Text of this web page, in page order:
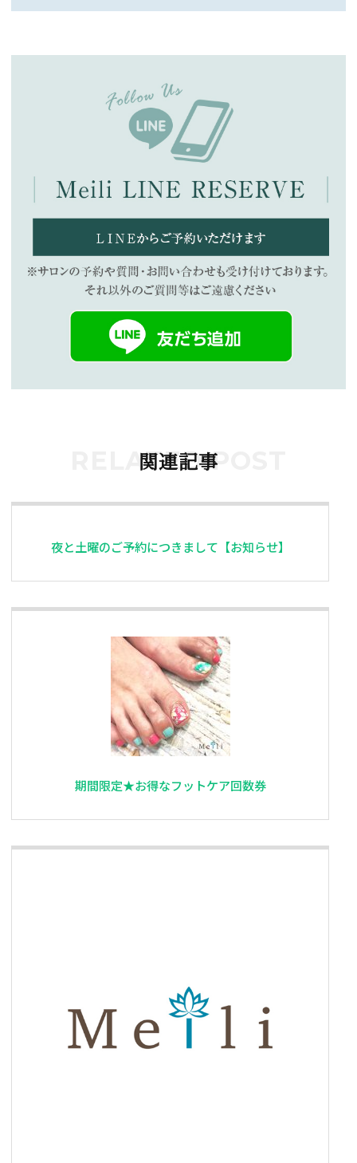
RELATED POST
関連記事
夜と土曜のご予約につきまして【お知らせ】
期間限定★お得なフットケア回数券